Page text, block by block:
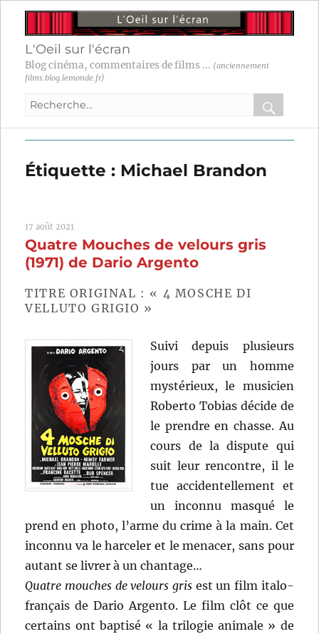
L'Oeil sur l'écran
Blog cinéma, commentaires de films ... (anciennement
films.blog.lemonde.fr)
Recherche
:
OK
Étiquette : Michael Brandon
17 août 2021
Quatre Mouches de velours gris
(1971) de Dario Argento
TITRE ORIGINAL : « 4 MOSCHE DI
VELLUTO GRIGIO »
Suivi depuis plusieurs
jours par un homme
mystérieux, le musicien
Roberto Tobias décide de
le prendre en chasse. Au
cours de la dispute qui
suit leur rencontre, il le
tue accidentellement et
un inconnu masqué le
prend en photo, l’arme du crime à la main. Cet
inconnu va le harceler et le menacer, sans pour
autant se livrer à un chantage…
Quatre mouches de velours gris est un film italo-
français de Dario Argento. Le film clôt ce que
certains ont baptisé « la trilogie animale » de